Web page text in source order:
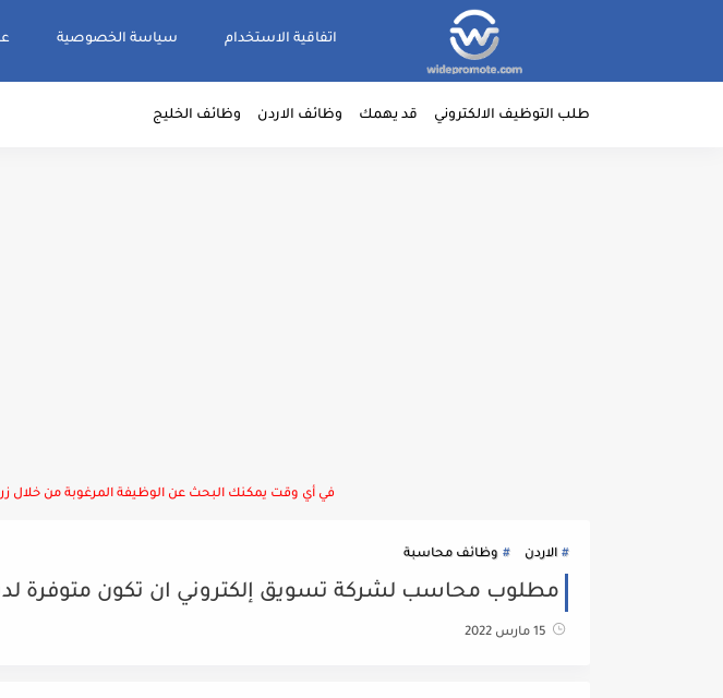
اتفاقية الاستخدام سياسة الخصوصية
طلب التوظيف الالكتروني قد يهمك وظائف الاردن وظائف الخليج
في أي وقت يمكنك البحث عن الوظيفة المرغوبة من خلال زر
الاردن وظائف محاسبة
مطلوب محاسب لشركة تسويق إلكتروني ان تكون متوفرة لديه
15 مارس 2022